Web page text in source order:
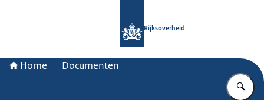
Rijksoverheid
Home Documenten